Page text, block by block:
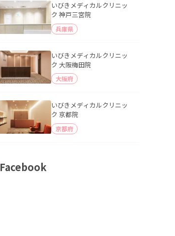
いびきメディカルクリニッ
ク 神戸三宮院
兵庫県
いびきメディカルクリニッ
ク 大阪梅田院
大阪府
いびきメディカルクリニッ
ク 京都院
京都府
Facebook